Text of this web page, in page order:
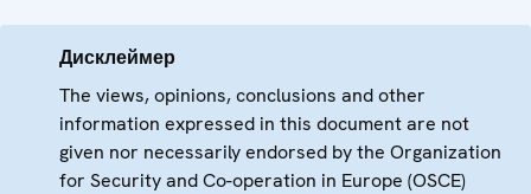
Дисклеймер
The views, opinions, conclusions and other
information expressed in this document are not
given nor necessarily endorsed by the Organization
for Security and Co-operation in Europe (OSCE)